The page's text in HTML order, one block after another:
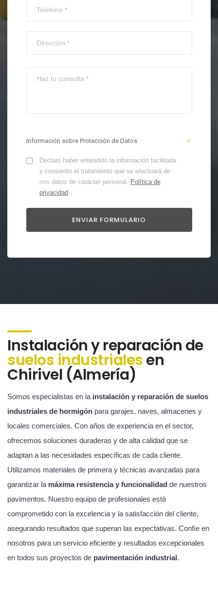
Información sobre Protección de Datos
Declaro haber entendido la información facilitada
y consiento el tratamiento que se efectuará de
mis datos de carácter personal. Política de
privacidad.
Instalación y reparación de
suelos industrialesen
Chirivel (Almería)
Somos especialistas en la instalación y reparación de suelos
industriales de hormigón para garajes, naves, almacenes y
locales comerciales. Con años de experiencia en el sector,
ofrecemos soluciones duraderas y de alta calidad que se
adaptan a las necesidades específicas de cada cliente.
Utilizamos materiales de primera y técnicas avanzadas para
garantizar la máxima resistencia y funcionalidad de nuestros
pavimentos. Nuestro equipo de profesionales está
comprometido con la excelencia y la satisfacción del cliente,
asegurando resultados que superan las expectativas. Confíe en
nosotros para un servicio eficiente y resultados excepcionales
en todos sus proyectos de pavimentación industrial.